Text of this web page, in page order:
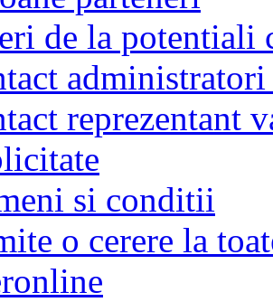
de la potentiali
reprezentant
si conditii
o cerere la